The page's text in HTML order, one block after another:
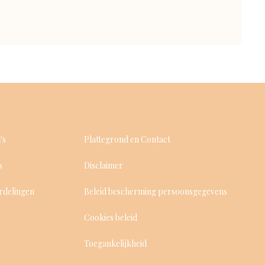
Plattegrond en Contact
Disclaimer
Beleid bescherming persoonsgegevens
Cookies beleid
Toegankelijkheid